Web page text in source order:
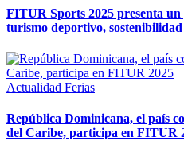
FITUR Sports 2025 presenta
turismo deportivo,
Actualidad Ferias
República Dominicana, el país
del Caribe, participa en FITUR